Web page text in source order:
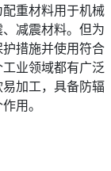
重材料用于机械
减震材料。但为
措施并使用符合
业领域都有广泛
加工，具备防辐
用。